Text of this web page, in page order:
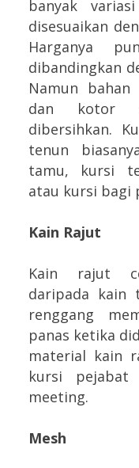
banyak
disesuaikan
Harganya
dibandingkan
Namun
dan kotor
dibersihkan.
tenun
tamu, kursi
atau kursi bagi
Kain Rajut
Kain rajut
daripada kain
renggang
panas ketika
material kain
kursi
meeting.
Mesh